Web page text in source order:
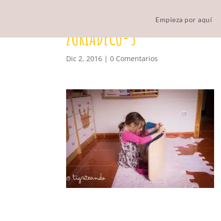
Empieza por aquí
ZURIADECO-3
Dic 2, 2016 |0 Comentarios